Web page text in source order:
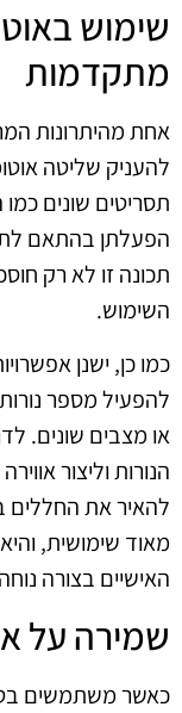
שימוש
מתקדמות
להעניק שליטה
תסריטים שונים
הפעלתן בהתאם
תכונה זו לא רק
השימוש.
כמו כן, ישנן
להפעיל מספר
או מצבים שונים.
הנורות וליצור
להאיר את החללים
מאוד שימושית,
האישיים בצורה
שמירה על
כאשר משתמשים